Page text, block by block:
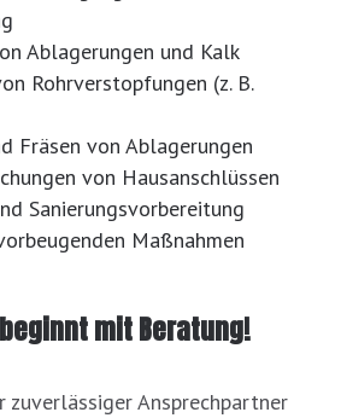
Ablagerungen und Kalk
Rohrverstopfungen (z. B.
Fräsen von Ablagerungen
von Hausanschlüssen
Sanierungsvorbereitung
Maßnahmen
mit Beratung!
zuverlässiger Ansprechpartner